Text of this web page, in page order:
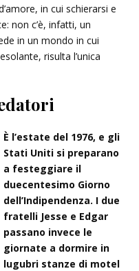
in cui schierarsi e
non c’è, infatti, un
in un mondo in cui
risulta l’unica
È l’estate del 1976, e gli
Stati Uniti si preparano
a festeggiare il
duecentesimo Giorno
dell’Indipendenza. I due
fratelli Jesse e Edgar
passano invece le
giornate a dormire in
lugubri stanze di motel